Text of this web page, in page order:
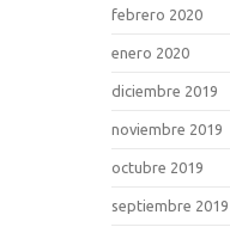
febrero 2020
enero 2020
diciembre 2019
noviembre 2019
octubre 2019
septiembre 2019